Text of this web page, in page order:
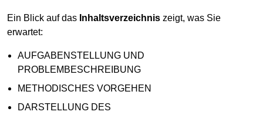
Ein Blick auf das Inhaltsverzeichnis zeigt, was Sie
erwartet:
AUFGABENSTELLUNG UND
PROBLEMBESCHREIBUNG
METHODISCHES VORGEHEN
DARSTELLUNG DES